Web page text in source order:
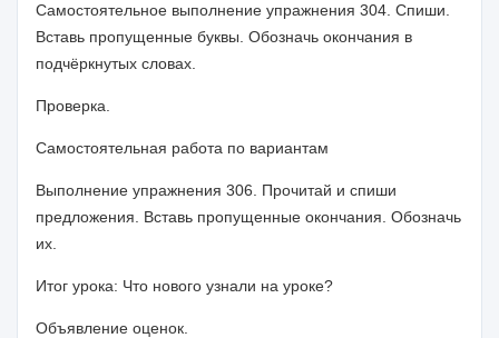
Самостоятельное выполнение упражнения 304. Спиши.
Вставь пропущенные буквы. Обозначь окончания в
подчёркнутых словах.
Проверка.
Самостоятельная работа по вариантам
Выполнение упражнения 306. Прочитай и спиши
предложения. Вставь пропущенные окончания. Обозначь
их.
Итог урока: Что нового узнали на уроке?
Объявление оценок.